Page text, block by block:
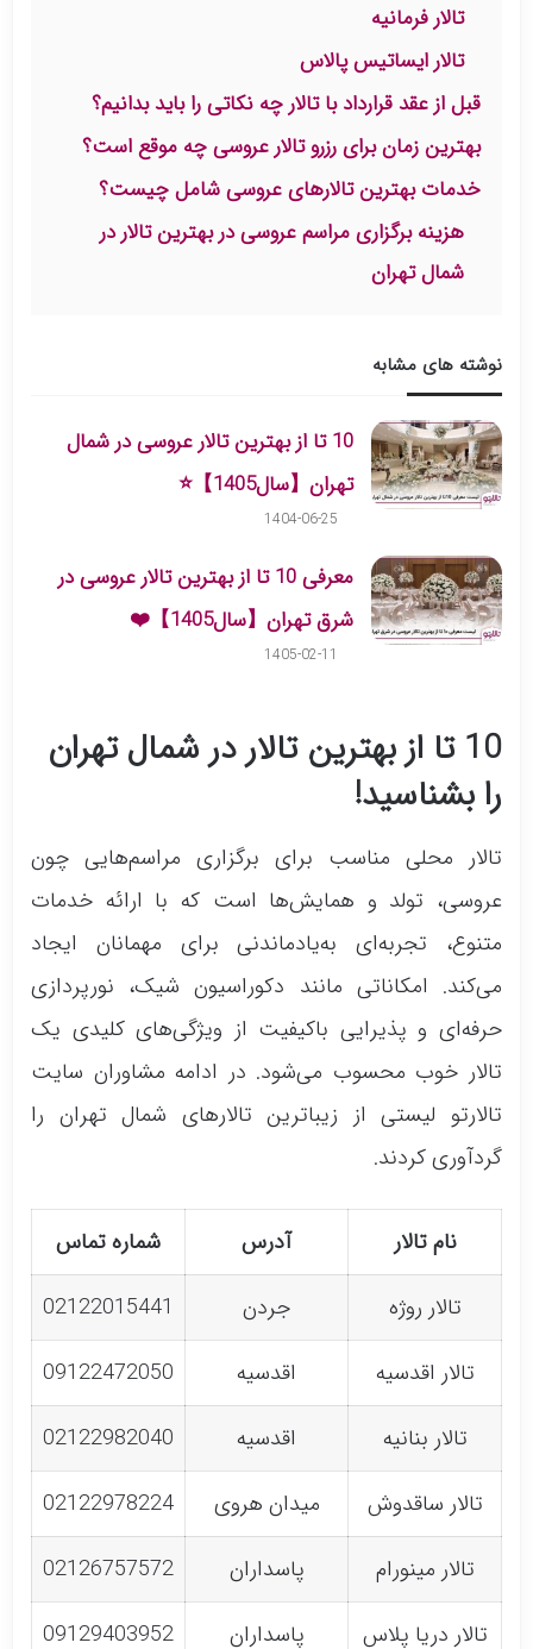
تالار فرمانیه
تالار ایساتیس پالاس
قبل از عقد قرارداد با تالار چه نکاتی را باید بدانیم؟
بهترین زمان برای رزرو تالار عروسی چه موقع است؟
خدمات بهترین تالارهای عروسی شامل چیست؟
هزینه برگزاری مراسم عروسی در بهترین تالار در
شمال تهران
نوشته های مشابه
10 تا از بهترین تالار عروسی در شمال
تهران【سال1405】⭐
1404-06-25
معرفی 10 تا از بهترین تالار عروسی در
شرق تهران【سال1405】❤️
1405-02-11
10 تا از بهترین تالار در شمال تهران
را بشناسید!
تالار محلی مناسب برای برگزاری مراسم‌هایی چون
عروسی، تولد و همایش‌ها است که با ارائه خدمات
متنوع، تجربه‌ای به‌یادماندنی برای مهمانان ایجاد
می‌کند. امکاناتی مانند دکوراسیون شیک، نورپردازی
حرفه‌ای و پذیرایی باکیفیت از ویژگی‌های کلیدی یک
تالار خوب محسوب می‌شود. در ادامه مشاوران سایت
تالارتو لیستی از زیباترین تالارهای شمال تهران را
گردآوری کردند.
نام تالار آدرس
شماره تماس
تالار روژه
جردن
02122015441
تالار اقدسیه
اقدسیه
09122472050
تالار بنانیه
اقدسیه
02122982040
تالار ساقدوش
میدان هروی
02122978224
تالار مینورام
پاسداران
02126757572
تالار دریا پلاس
پاسداران 09129403952